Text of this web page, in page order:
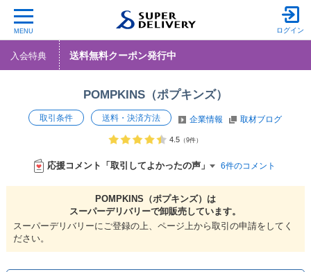
MENU ログイン
入会特典 送料無料クーポン発行中
POMPKINS（ポプキンズ）
取引条件 送料・決済方法 企業情報 取材ブログ
4.5（9件）
応援コメント「取引してよかったの声」 6件のコメント
POMPKINS（ポプキンズ）は
スーパーデリバリーで卸販売しています。
スーパーデリバリーにご登録の上、ページ上から取引の申請をしてく
ださい。